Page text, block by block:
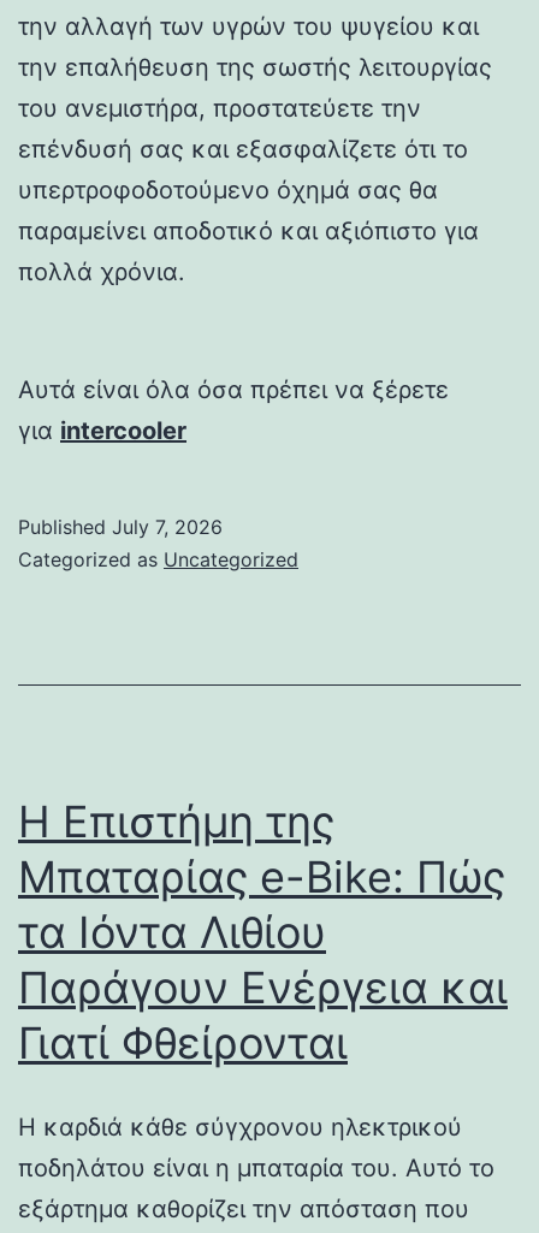
την αλλαγή των υγρών του ψυγείου και
την επαλήθευση της σωστής λειτουργίας
του ανεμιστήρα, προστατεύετε την
επένδυσή σας και εξασφαλίζετε ότι το
υπερτροφοδοτούμενο όχημά σας θα
παραμείνει αποδοτικό και αξιόπιστο για
πολλά χρόνια.
Αυτά είναι όλα όσα πρέπει να ξέρετε
για intercooler
Published July 7, 2026
Categorized as Uncategorized
Η Επιστήμη της
Μπαταρίας e-Bike: Πώς
τα Ιόντα Λιθίου
Παράγουν Ενέργεια και
Γιατί Φθείρονται
Η καρδιά κάθε σύγχρονου ηλεκτρικού
ποδηλάτου είναι η μπαταρία του. Αυτό το
εξάρτημα καθορίζει την απόσταση που